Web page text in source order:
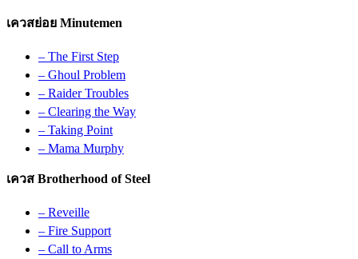
เควสย่อย Minutemen
– The First Step
– Ghoul Problem
– Raider Troubles
– Clearing the Way
– Taking Point
– Mama Murphy
เควส Brotherhood of Steel
– Reveille
– Fire Support
– Call to Arms